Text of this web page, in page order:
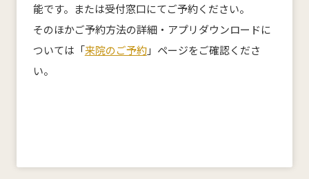
来院案内
診療科目
産科
オンライン診療
能です。または受付窓口にてご予約ください。
そのほかご予約方法の詳細・アプリダウンロードに
ついては「来院のご予約」ページをご確認くださ
い。